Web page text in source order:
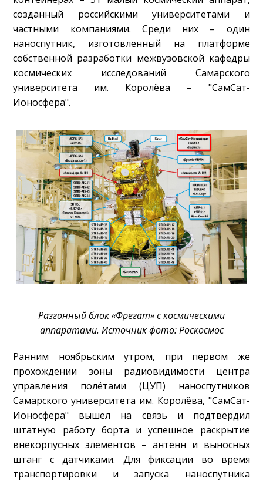
созданный российскими университетами и
частными компаниями. Среди них – один
наноспутник, изготовленный на платформе
собственной разработки межвузовской кафедры
космических исследований Самарского
университета им. Королёва – "СамСат-
Ионосфера".
Разгонный блок «Фрегат» с космическими
аппаратами. Источник фото: Роскосмос
Ранним ноябрьским утром, при первом же
прохождении зоны радиовидимости центра
управления полётами (ЦУП) наноспутников
Самарского университета им. Королёва, "СамСат-
Ионосфера" вышел на связь и подтвердил
штатную работу борта и успешное раскрытие
внекорпусных элементов – антенн и выносных
штанг с датчиками. Для фиксации во время
транспортировки и запуска наноспутника